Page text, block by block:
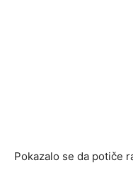
Pokazalo se da potiče